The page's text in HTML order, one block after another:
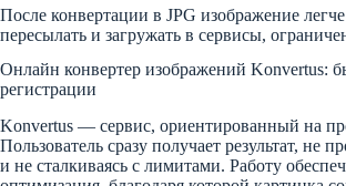
После конвертации в JPG изображение легче
пересылать и загружать в сервисы,
Онлайн конвертер изображений Konvertus:
регистрации
Konvertus — сервис, ориентированный на
Пользователь сразу получает результат, не
и не сталкиваясь с лимитами. Работу